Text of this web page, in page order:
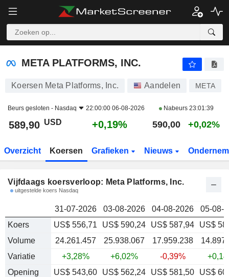
META PLATFORMS, INC. 589,90
META PLATFORMS, INC.
Koersen Meta Platforms, Inc. Aandelen META
Beurs gesloten - Nasdaq 22:00:00 06-08-2026 Nabeurs 23:01:39
589,90 USD +0,19% 590,00 +0,02%
Overzicht Koersen Grafieken Nieuws
Vijfdaags koersverloop: Meta Platforms, Inc.
uitgestelde koers Nasdaq
31-07-2026 03-08-2026 04-08-2026
05-08-
Koers
US$ 556,71 US$ 590,24 US$ 587,94
US$
Volume
24.261.457 25.938.067 17.959.238
Variatie
+3,28% +6,02% -0,39%
Opening
US$ 543,60 US$ 562,24 US$ 581,50
US$